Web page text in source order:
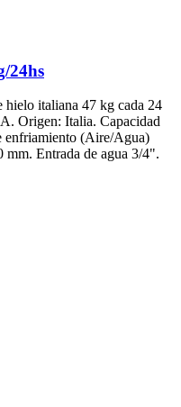
24hs
italiana 47 kg cada 24
Origen: Italia. Capacidad
enfriamiento (Aire/Agua)
Entrada de agua 3/4".